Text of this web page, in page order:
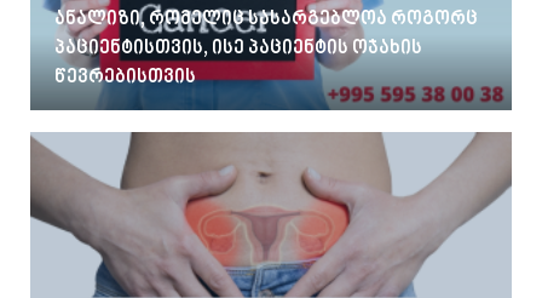
ანალიზი, რომელიც სასარგებლოა როგორც
პაციენტისთვის, ისე პაციენტის ოჯახის
წევრებისთვის